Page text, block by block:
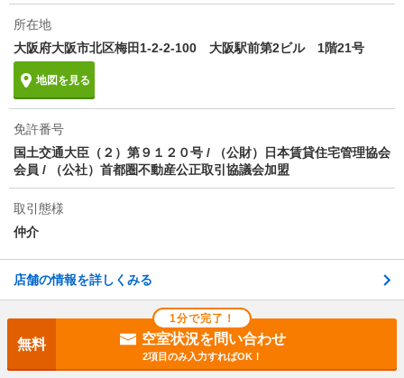
円 駐輪場660円
情報更新日 2026/08/08
次回更新予定日
物件備考
所在地
大阪府大阪市北区梅田1-2-2-100 大阪駅前第2ビル 1階21号
地図を見る
免許番号
国土交通大臣（２）第９１２０号 / （公財）日本賃貸住宅管理協会
会員 / （公社）首都圏不動産公正取引協議会加盟
取引態様
仲介
店舗の情報を詳しくみる
1分で完了！
無料 空室状況を問い合わせ
2項目のみ入力すればOK！